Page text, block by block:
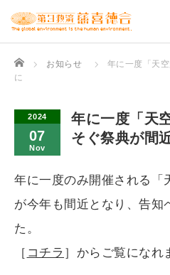
Home お知らせ
年に一度「天
に
2024
07
Nov
年に一度「天
そぐ祭典が間
年に一度のみ開催される「
が今年も間近となり、告知
た。
［ コチラ ］からご覧になれ